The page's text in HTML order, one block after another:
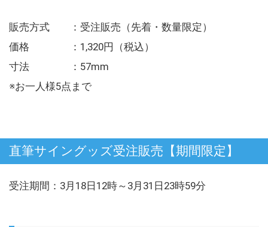
販売方式 ：受注販売（先着・数量限定）
価格 ：1,320円（税込）
寸法 ：57mm
※お一人様5点まで
直筆サイングッズ受注販売【期間限定】
受注期間：3月18日12時～3月31日23時59分